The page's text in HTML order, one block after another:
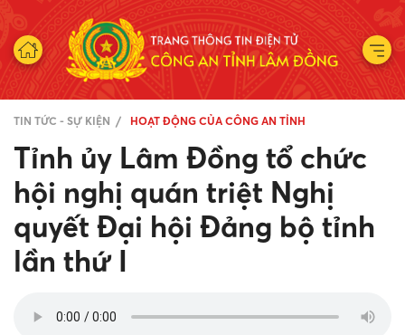
TIN TỨC - SỰ KIỆN HOẠT ĐỘNG CỦA CÔNG AN TỈNH
Tỉnh ủy Lâm Đồng tổ chức
hội nghị quán triệt Nghị
quyết Đại hội Đảng bộ tỉnh
lần thứ I